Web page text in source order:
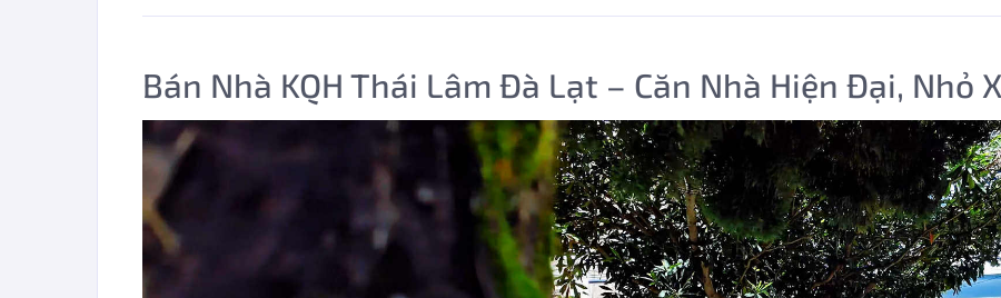
Bán Nhà KQH Thái Lâm Đà Lạt – Căn Nhà Hiện Đại, Nhỏ